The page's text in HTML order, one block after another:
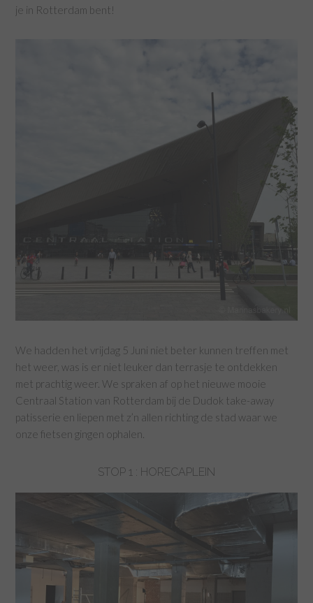
je in Rotterdam bent!
We hadden het vrijdag 5 Juni niet beter kunnen treffen met
het weer, was is er niet leuker dan terrasje te ontdekken
met prachtig weer. We spraken af op het nieuwe mooie
Centraal Station van Rotterdam bij de Dudok take-away
patisserie en liepen met z’n allen richting de stad waar we
onze fietsen gingen ophalen.
STOP 1 : HORECAPLEIN